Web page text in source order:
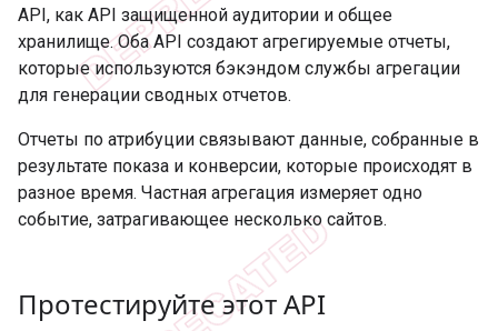
API, как API защищенной аудитории и общее
хранилище. Оба API создают агрегируемые отчеты,
которые используются бэкэндом службы агрегации
для генерации сводных отчетов.
Отчеты по атрибуции связывают данные, собранные в
результате показа и конверсии, которые происходят в
разное время. Частная агрегация измеряет одно
событие, затрагивающее несколько сайтов.
Протестируйте этот API